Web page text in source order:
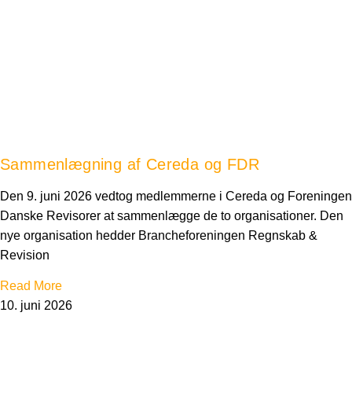
Sammenlægning af Cereda og FDR
Den 9. juni 2026 vedtog medlemmerne i Cereda og Foreningen
Danske Revisorer at sammenlægge de to organisationer. Den
nye organisation hedder Brancheforeningen Regnskab &
Revision
Read More
10. juni 2026